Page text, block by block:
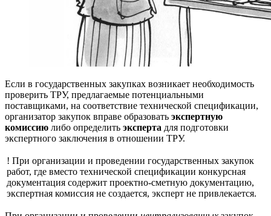
Если в государственных закупках возникает необходимость
проверить ТРУ, предлагаемые потенциальными
поставщиками, на соответствие технической спецификации,
организатор закупок вправе образовать экспертную
комиссию либо определить эксперта для подготовки
экспертного заключения в отношении ТРУ.
! При организации и проведении государственных закупок
работ, где вместо технической спецификации конкурсная
документация содержит проектно-сметную документацию,
экспертная комиссия не создается, эксперт не привлекается.